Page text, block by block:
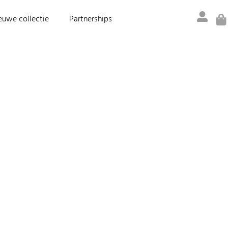
collectie Partnerships